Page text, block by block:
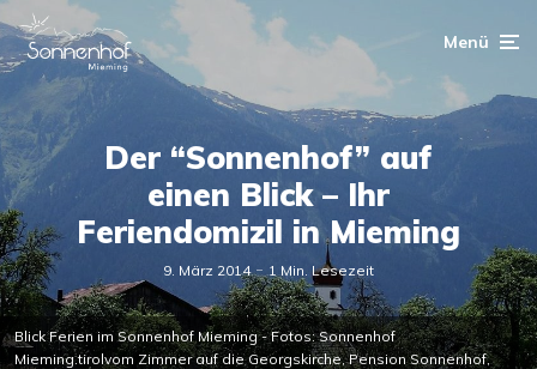
Menü
Blick Ferien im Sonnenhof Mieming - Fotos: Sonnenhof
Mieming.tirolvom Zimmer auf die Georgskirche, Pension Sonnenhof,
Der “Sonnenhof” auf
einen Blick – Ihr
Feriendomizil in Mieming
9. März 2014 1 Min. Lesezeit